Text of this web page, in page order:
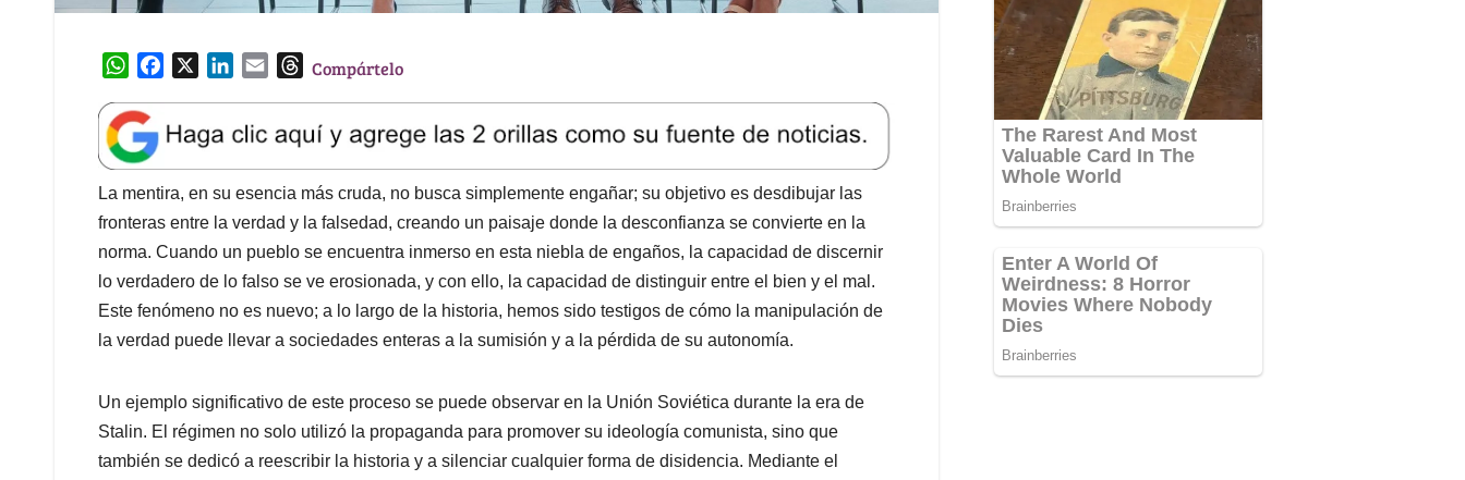
W
a
t
s
A
p
p
e
b
o
o
k
k
e
d
I
n
l
T
e
a
d
s
Compártelo
La mentira, en su esencia más cruda, no busca simplemente engañar; su objetivo es desdibujar las
fronteras entre la verdad y la falsedad, creando un paisaje donde la desconfianza se convierte en la
norma. Cuando un pueblo se encuentra inmerso en esta niebla de engaños, la capacidad de discernir
lo verdadero de lo falso se ve erosionada, y con ello, la capacidad de distinguir entre el bien y el mal.
Este fenómeno no es nuevo; a lo largo de la historia, hemos sido testigos de cómo la manipulación de
la verdad puede llevar a sociedades enteras a la sumisión y a la pérdida de su autonomía.
Un ejemplo significativo de este proceso se puede observar en la Unión Soviética durante la era de
Stalin. El régimen no solo utilizó la propaganda para promover su ideología comunista, sino que
también se dedicó a reescribir la historia y a silenciar cualquier forma de disidencia. Mediante el